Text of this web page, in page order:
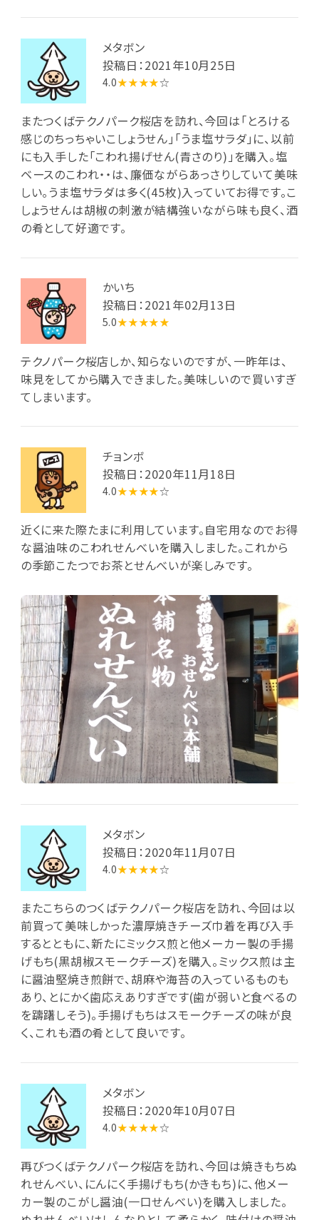
メタボン
投稿日：2021年10月25日
4.0★★★★☆
またつくばテクノパーク桜店を訪れ、今回は「とろける
感じのちっちゃいこしょうせん」「うま塩サラダ」に、以前
にも入手した「こわれ揚げせん(青さのり)」を購入。塩
ベースのこわれ・・は、廉価ながらあっさりしていて美味
しい。うま塩サラダは多く(45枚)入っていてお得です。こ
しょうせんは胡椒の刺激が結構強いながら味も良く、酒
の肴として好適です。
かいち
投稿日：2021年02月13日
5.0★★★★★
テクノパーク桜店しか、知らないのですが、一昨年は、
味見をしてから購入できました。美味しいので買いすぎ
てしまいます。
チョンボ
投稿日：2020年11月18日
4.0★★★★☆
近くに来た際たまに利用しています。自宅用なのでお得
な醤油味のこわれせんべいを購入しました。これから
の季節こたつでお茶とせんべいが楽しみです。
メタボン
投稿日：2020年11月07日
4.0★★★★☆
またこちらのつくばテクノパーク桜店を訪れ、今回は以
前買って美味しかった濃厚焼きチーズ巾着を再び入手
するとともに、新たにミックス煎と他メーカー製の手揚
げもち(黒胡椒スモークチーズ)を購入。ミックス煎は主
に醤油堅焼き煎餅で、胡麻や海苔の入っているものも
あり、とにかく歯応えありすぎです(歯が弱いと食べるの
を躊躇しそう)。手揚げもちはスモークチーズの味が良
く、これも酒の肴として良いです。
メタボン
投稿日：2020年10月07日
4.0★★★★☆
再びつくばテクノパーク桜店を訪れ、今回は焼きもちぬ
れせんべい、にんにく手揚げもち(かきもち)に、他メー
カー製のこがし醤油(一口せんべい)を購入しました。